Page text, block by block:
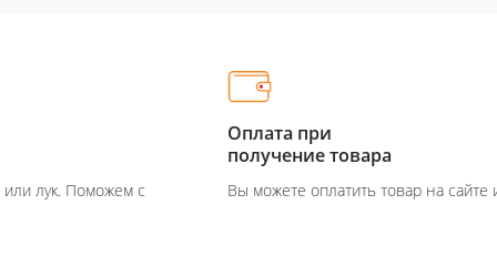
Вы можете оплатить товар на сайте или при получение